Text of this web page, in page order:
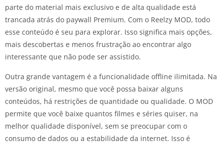
parte do material mais exclusivo e de alta qualidade está
trancada atrás do paywall Premium. Com o Reelzy MOD, todo
esse conteúdo é seu para explorar. Isso significa mais opções,
mais descobertas e menos frustração ao encontrar algo
interessante que não pode ser assistido.
Outra grande vantagem é a funcionalidade offline ilimitada. Na
versão original, mesmo que você possa baixar alguns
conteúdos, há restrições de quantidade ou qualidade. O MOD
permite que você baixe quantos filmes e séries quiser, na
melhor qualidade disponível, sem se preocupar com o
consumo de dados ou a estabilidade da internet. Isso é